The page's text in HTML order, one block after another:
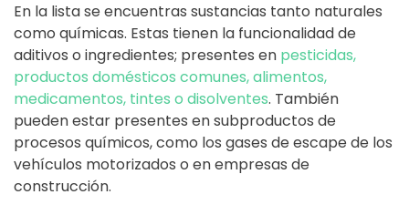
En la lista se encuentras sustancias tanto naturales
como químicas. Estas tienen la funcionalidad de
aditivos o ingredientes; presentes en pesticidas,
productos domésticos comunes, alimentos,
medicamentos, tintes o disolventes. También
pueden estar presentes en subproductos de
procesos químicos, como los gases de escape de los
vehículos motorizados o en empresas de
construcción.